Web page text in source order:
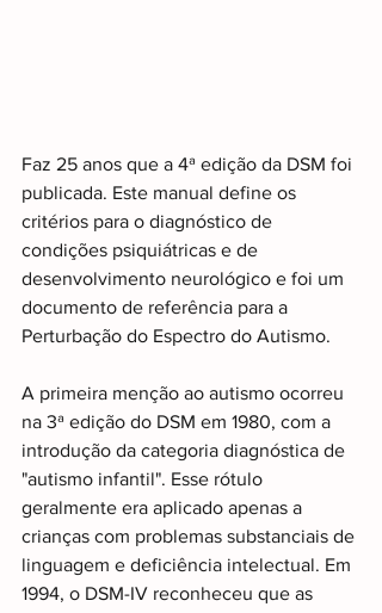
Faz 25 anos que a 4ª edição da DSM foi
publicada. Este manual define os
critérios para o diagnóstico de
condições psiquiátricas e de
desenvolvimento neurológico e foi um
documento de referência para a
Perturbação do Espectro do Autismo.
A primeira menção ao autismo ocorreu
na 3ª edição do DSM em 1980, com a
introdução da categoria diagnóstica de
"autismo infantil". Esse rótulo
geralmente era aplicado apenas a
crianças com problemas substanciais de
linguagem e deficiência intelectual. Em
1994, o DSM-IV reconheceu que as